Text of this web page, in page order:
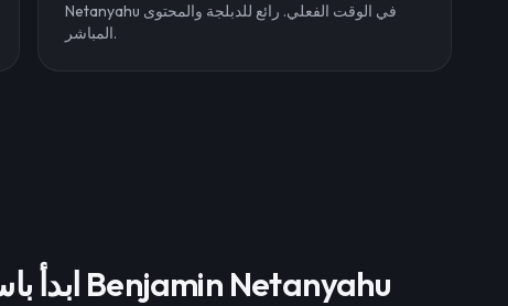
Netanyahu في الوقت الفعلي. رائع للدبلجة والمحتوى
المباشر.
ابدأ باستخدام مولد الصوت الذكي Benjamin Netanyahu